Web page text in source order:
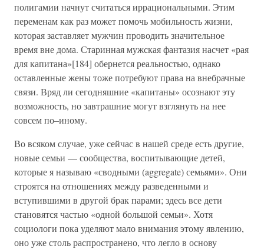
полигамии начнут считаться иррациональными. Этим
переменам как раз может помочь мобильность жизни,
которая заставляет мужчин проводить значительное
время вне дома. Старинная мужская фантазия насчет «рая
для капитана»[184] обернется реальностью, однако
оставленные жены тоже потребуют права на внебрачные
связи. Вряд ли сегодняшние «капитаны» осознают эту
возможность, но завтрашние могут взглянуть на нее
совсем по–иному.
Во всяком случае, уже сейчас в нашей среде есть другие,
новые семьи — сообщества, воспитывающие детей,
которые я называю «сводными (aggregate) семьями». Они
строятся на отношениях между разведенными и
вступившими в другой брак парами; здесь все дети
становятся частью «одной большой семьи». Хотя
социологи пока уделяют мало внимания этому явлению,
оно уже столь распространено, что легло в основу